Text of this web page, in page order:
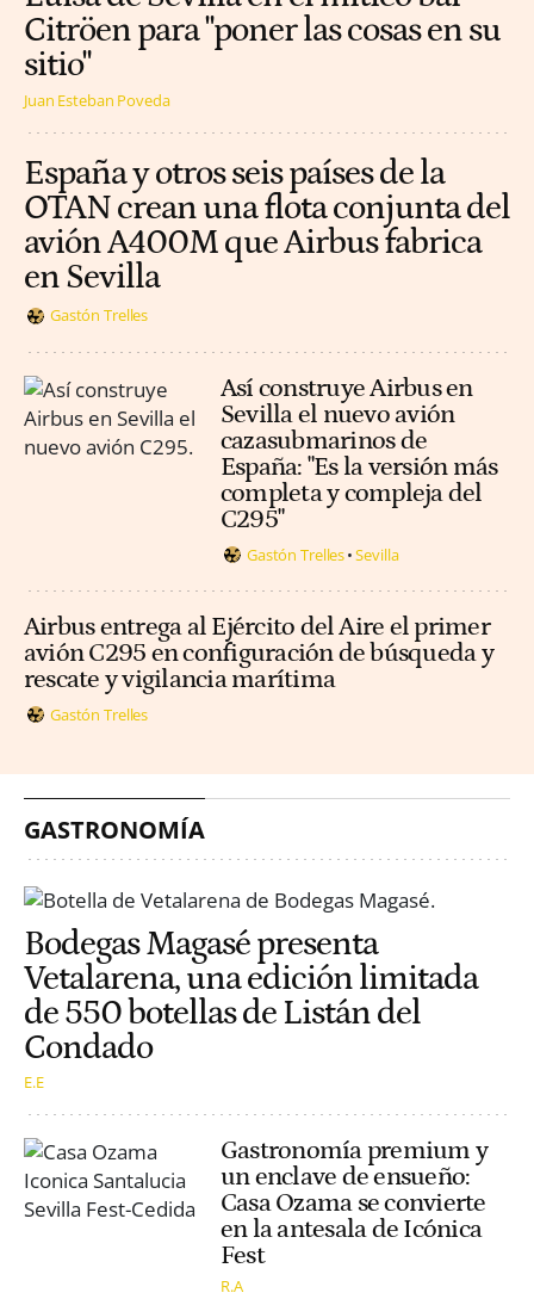
Citröen para "poner las cosas en su
sitio"
Juan Esteban Poveda
España y otros seis países de la
OTAN crean una flota conjunta del
avión A400M que Airbus fabrica
en Sevilla
Gastón Trelles
Así construye Airbus en
Sevilla el nuevo avión
cazasubmarinos de
España: "Es la versión más
completa y compleja del
C295"
Gastón Trelles Sevilla
Airbus entrega al Ejército del Aire el primer
avión C295 en configuración de búsqueda y
rescate y vigilancia marítima
Gastón Trelles
GASTRONOMÍA
Bodegas Magasé presenta
Vetalarena, una edición limitada
de 550 botellas de Listán del
Condado
E.E
Gastronomía premium y
un enclave de ensueño:
Casa Ozama se convierte
en la antesala de Icónica
Fest
R.A